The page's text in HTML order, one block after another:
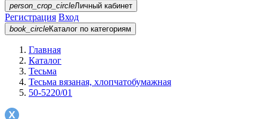
person_crop_circleЛичный кабинет
Регистрация Вход
book_circleКаталог по категориям
Главная
Каталог
Тесьма
Тесьма вязаная, хлопчатобумажная
50-5220/01